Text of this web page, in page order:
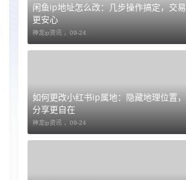
闲鱼ip地址怎么改：几步操作搞定，交易
更安心
神龙ip资讯 ， 09-24
如何更改小红书ip属地：隐藏地理位置，
分享更自在
神龙ip资讯 ， 09-24